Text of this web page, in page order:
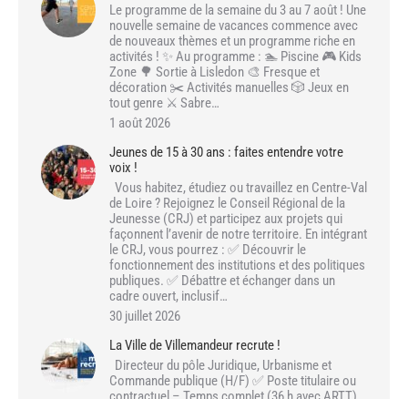
Le programme de la semaine du 3 au 7 août ! Une
nouvelle semaine de vacances commence avec
de nouveaux thèmes et un programme riche en
activités ! ✨ Au programme : 🏊 Piscine 🎮 Kids
Zone 🌳 Sortie à Lisledon 🎨 Fresque et
décoration ✂️ Activités manuelles 🎲 Jeux en
tout genre ⚔️ Sabre…
1 août 2026
Jeunes de 15 à 30 ans : faites entendre votre
voix !
Vous habitez, étudiez ou travaillez en Centre-Val
de Loire ? Rejoignez le Conseil Régional de la
Jeunesse (CRJ) et participez aux projets qui
façonnent l’avenir de notre territoire. En intégrant
le CRJ, vous pourrez : ✅ Découvrir le
fonctionnement des institutions et des politiques
publiques. ✅ Débattre et échanger dans un
cadre ouvert, inclusif…
30 juillet 2026
La Ville de Villemandeur recrute !
Directeur du pôle Juridique, Urbanisme et
Commande publique (H/F) ✅ Poste titulaire ou